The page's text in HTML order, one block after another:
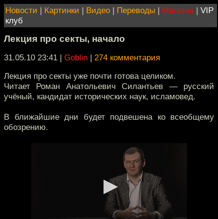
Новости | Картинки | Видео | Переводы | Магазин | VIP
клуб
Лекция про секты, начало
31.05.10 23:41 | Goblin | 274 комментария
Лекция про секты уже почти готова целиком.
Читает Роман Анатольевич Силантьев — русский
учёный, кандидат исторических наук, исламовед.
В ближайшие дни будет подвешена ко всеобщему
обозрению.